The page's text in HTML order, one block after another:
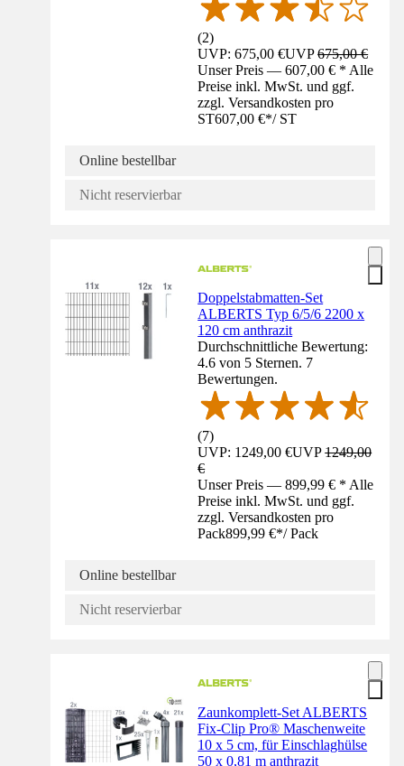
(2)
UVP: 675,00 €UVP675,00 €
Unser Preis — 607,00 € * Alle
Preise inkl. MwSt. und ggf.
zzgl. Versandkosten pro
ST607,00 €*/ ST
Online bestellbar
Nicht reservierbar
Doppelstabmatten-Set
ALBERTS Typ 6/5/6 2200 x
120 cm anthrazit
Durchschnittliche Bewertung:
4.6 von 5 Sternen. 7
Bewertungen.
(7)
UVP: 1249,00 €UVP1249,00
€
Unser Preis — 899,99 € * Alle
Preise inkl. MwSt. und ggf.
zzgl. Versandkosten pro
Pack899,99 €*/ Pack
Online bestellbar
Nicht reservierbar
Zaunkomplett-Set ALBERTS
Fix-Clip Pro® Maschenweite
10 x 5 cm, für Einschlaghülse
50 x 0,81 m anthrazit